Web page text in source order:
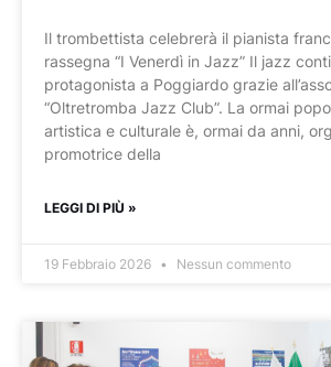
Il trombettista celebrerà il pianista
rassegna “I Venerdì in Jazz” Il jazz
protagonista a Poggiardo grazie
“Oltretromba Jazz Club”. La ormai
artistica e culturale è, ormai da anni,
promotrice della
LEGGI DI PIÙ »
19 Febbraio 2026 Nessun commento